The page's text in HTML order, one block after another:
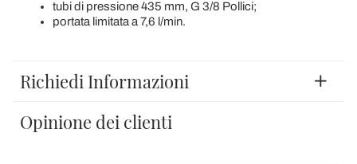
tubi di pressione 435 mm, G 3/8 Pollici;
portata limitata a 7,6 l/min.
Richiedi Informazioni
Opinione dei clienti